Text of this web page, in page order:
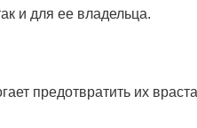
и для ее владельца.
предотвратить их